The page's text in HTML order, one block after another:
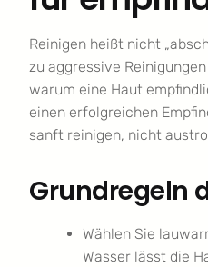
Reinigen heißt nicht
zu aggressive
warum eine Haut
einen erfolgreichen
sanft reinigen, nicht
Grundregeln
Wählen Sie
Wasser lässt die